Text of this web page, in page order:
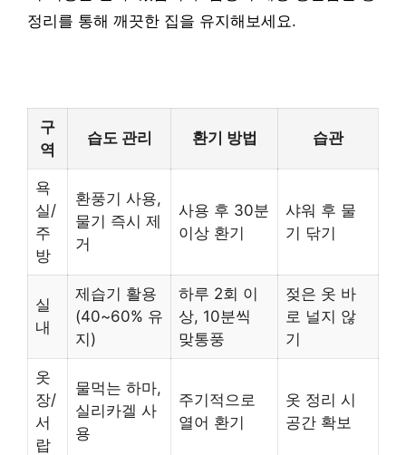
정리를 통해 깨끗한 집을 유지해보세요.
구
역
습도 관리 환기 방법 습관
욕
실/
주
방
환풍기 사용,
물기 즉시 제
거
사용 후 30분
이상 환기
샤워 후 물
기 닦기
실
내
제습기 활용
(40~60% 유
지)
하루 2회 이
상, 10분씩
맞통풍
젖은 옷 바
로 널지 않
기
옷
장/
서
랍
물먹는 하마,
실리카겔 사
용
주기적으로
열어 환기
옷 정리 시
공간 확보